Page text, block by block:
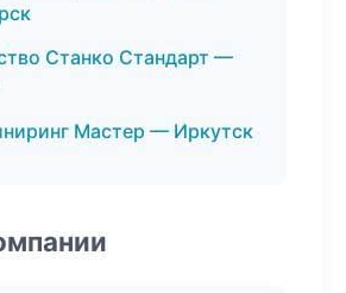
Станко Стандарт —
Мастер — Иркутск